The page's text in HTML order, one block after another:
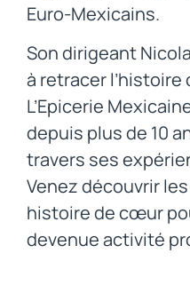
Euro-Mexicains.
Son dirigeant
à retracer
L’Epicerie
depuis plus de 10
travers ses
Venez découvrir
histoire de cœur
devenue activité